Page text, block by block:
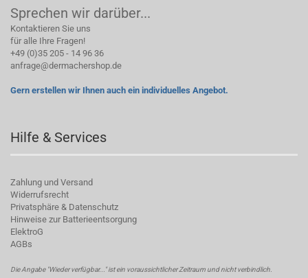
Sprechen wir darüber...
Kontaktieren Sie uns
für alle Ihre Fragen!
+49 (0)35 205 - 14 96 36
anfrage@dermachershop.de
Gern erstellen wir Ihnen auch ein individuelles Angebot.
Hilfe & Services
Zahlung und Versand
Widerrufsrecht
Privatsphäre & Datenschutz
Hinweise zur Batterieentsorgung
ElektroG
AGBs
Die Angabe "Wieder verfügbar..." ist ein voraussichtlicher Zeitraum und nicht verbindlich.